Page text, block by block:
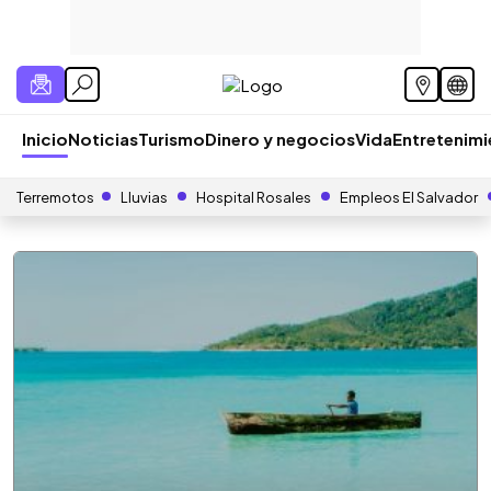
InicioNoticiasTurismoDinero y negociosVida
Terremotos Lluvias Hospital Rosales Empleos El Salvador